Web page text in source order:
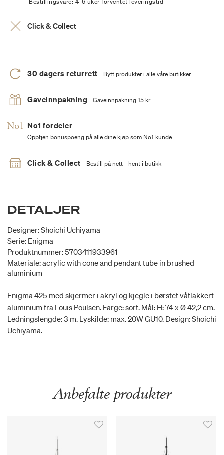
Click & Collect
30 dagers returrett Bytt produkter i alle våre butikker
Gaveinnpakning Gaveinnpakning 15 kr.
No1 fordeler
Opptjen bonuspoeng på alle dine kjøp som No1 kunde
Click & Collect Bestill på nett - hent i butikk
DETALJER
Designer: Shoichi Uchiyama
Serie: Enigma
Produktnummer: 5703411933961
Materiale: acrylic with cone and pendant tube in brushed
aluminium
Enigma 425 med skjermer i akryl og kjegle i børstet våtlakkert
aluminium fra Louis Poulsen. Farge: sort. Mål: H: 74 x Ø 42,2 cm.
Ledningslengde: 3 m. Lyskilde: max. 20W GU10. Design: Shoichi
Uchiyama.
Anbefalte produkter